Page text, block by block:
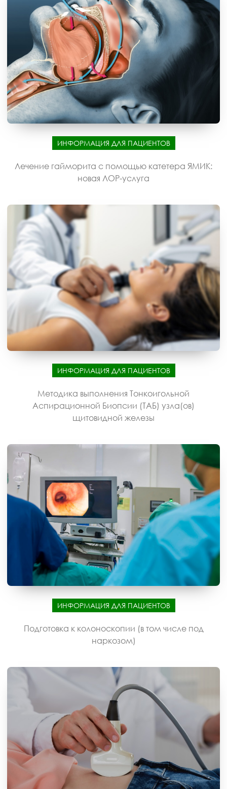
ИНФОРМАЦИЯ ДЛЯ ПАЦИЕНТОВ
Лечение гайморита с помощью катетера ЯМИК:
новая ЛОР-услуга
ИНФОРМАЦИЯ ДЛЯ ПАЦИЕНТОВ
Методика выполнения Тонкоигольной
Аспирационной Биопсии (ТАБ) узла(ов)
щитовидной железы
ИНФОРМАЦИЯ ДЛЯ ПАЦИЕНТОВ
Подготовка к колоноскопии (в том числе под
наркозом)